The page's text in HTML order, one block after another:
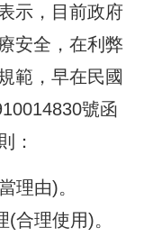
示，目前政府
安全，在利弊
範，早在民國
號函
：
理由)。
合理使用)。